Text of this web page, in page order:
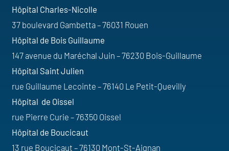
Hôpital Charles-Nicolle
37 boulevard Gambetta – 76031 Rouen
Hôpital de Bois Guillaume
147 avenue du Maréchal Juin – 76230 Bois-Guillaume
Hôpital Saint Julien
rue Guillaume Lecointe – 76140 Le Petit-Quevilly
Hôpital de Oissel
rue Pierre Curie – 76350 Oissel
Hôpital de Boucicaut
13 rue Boucicaut – 76130 Mont-St-Aignan